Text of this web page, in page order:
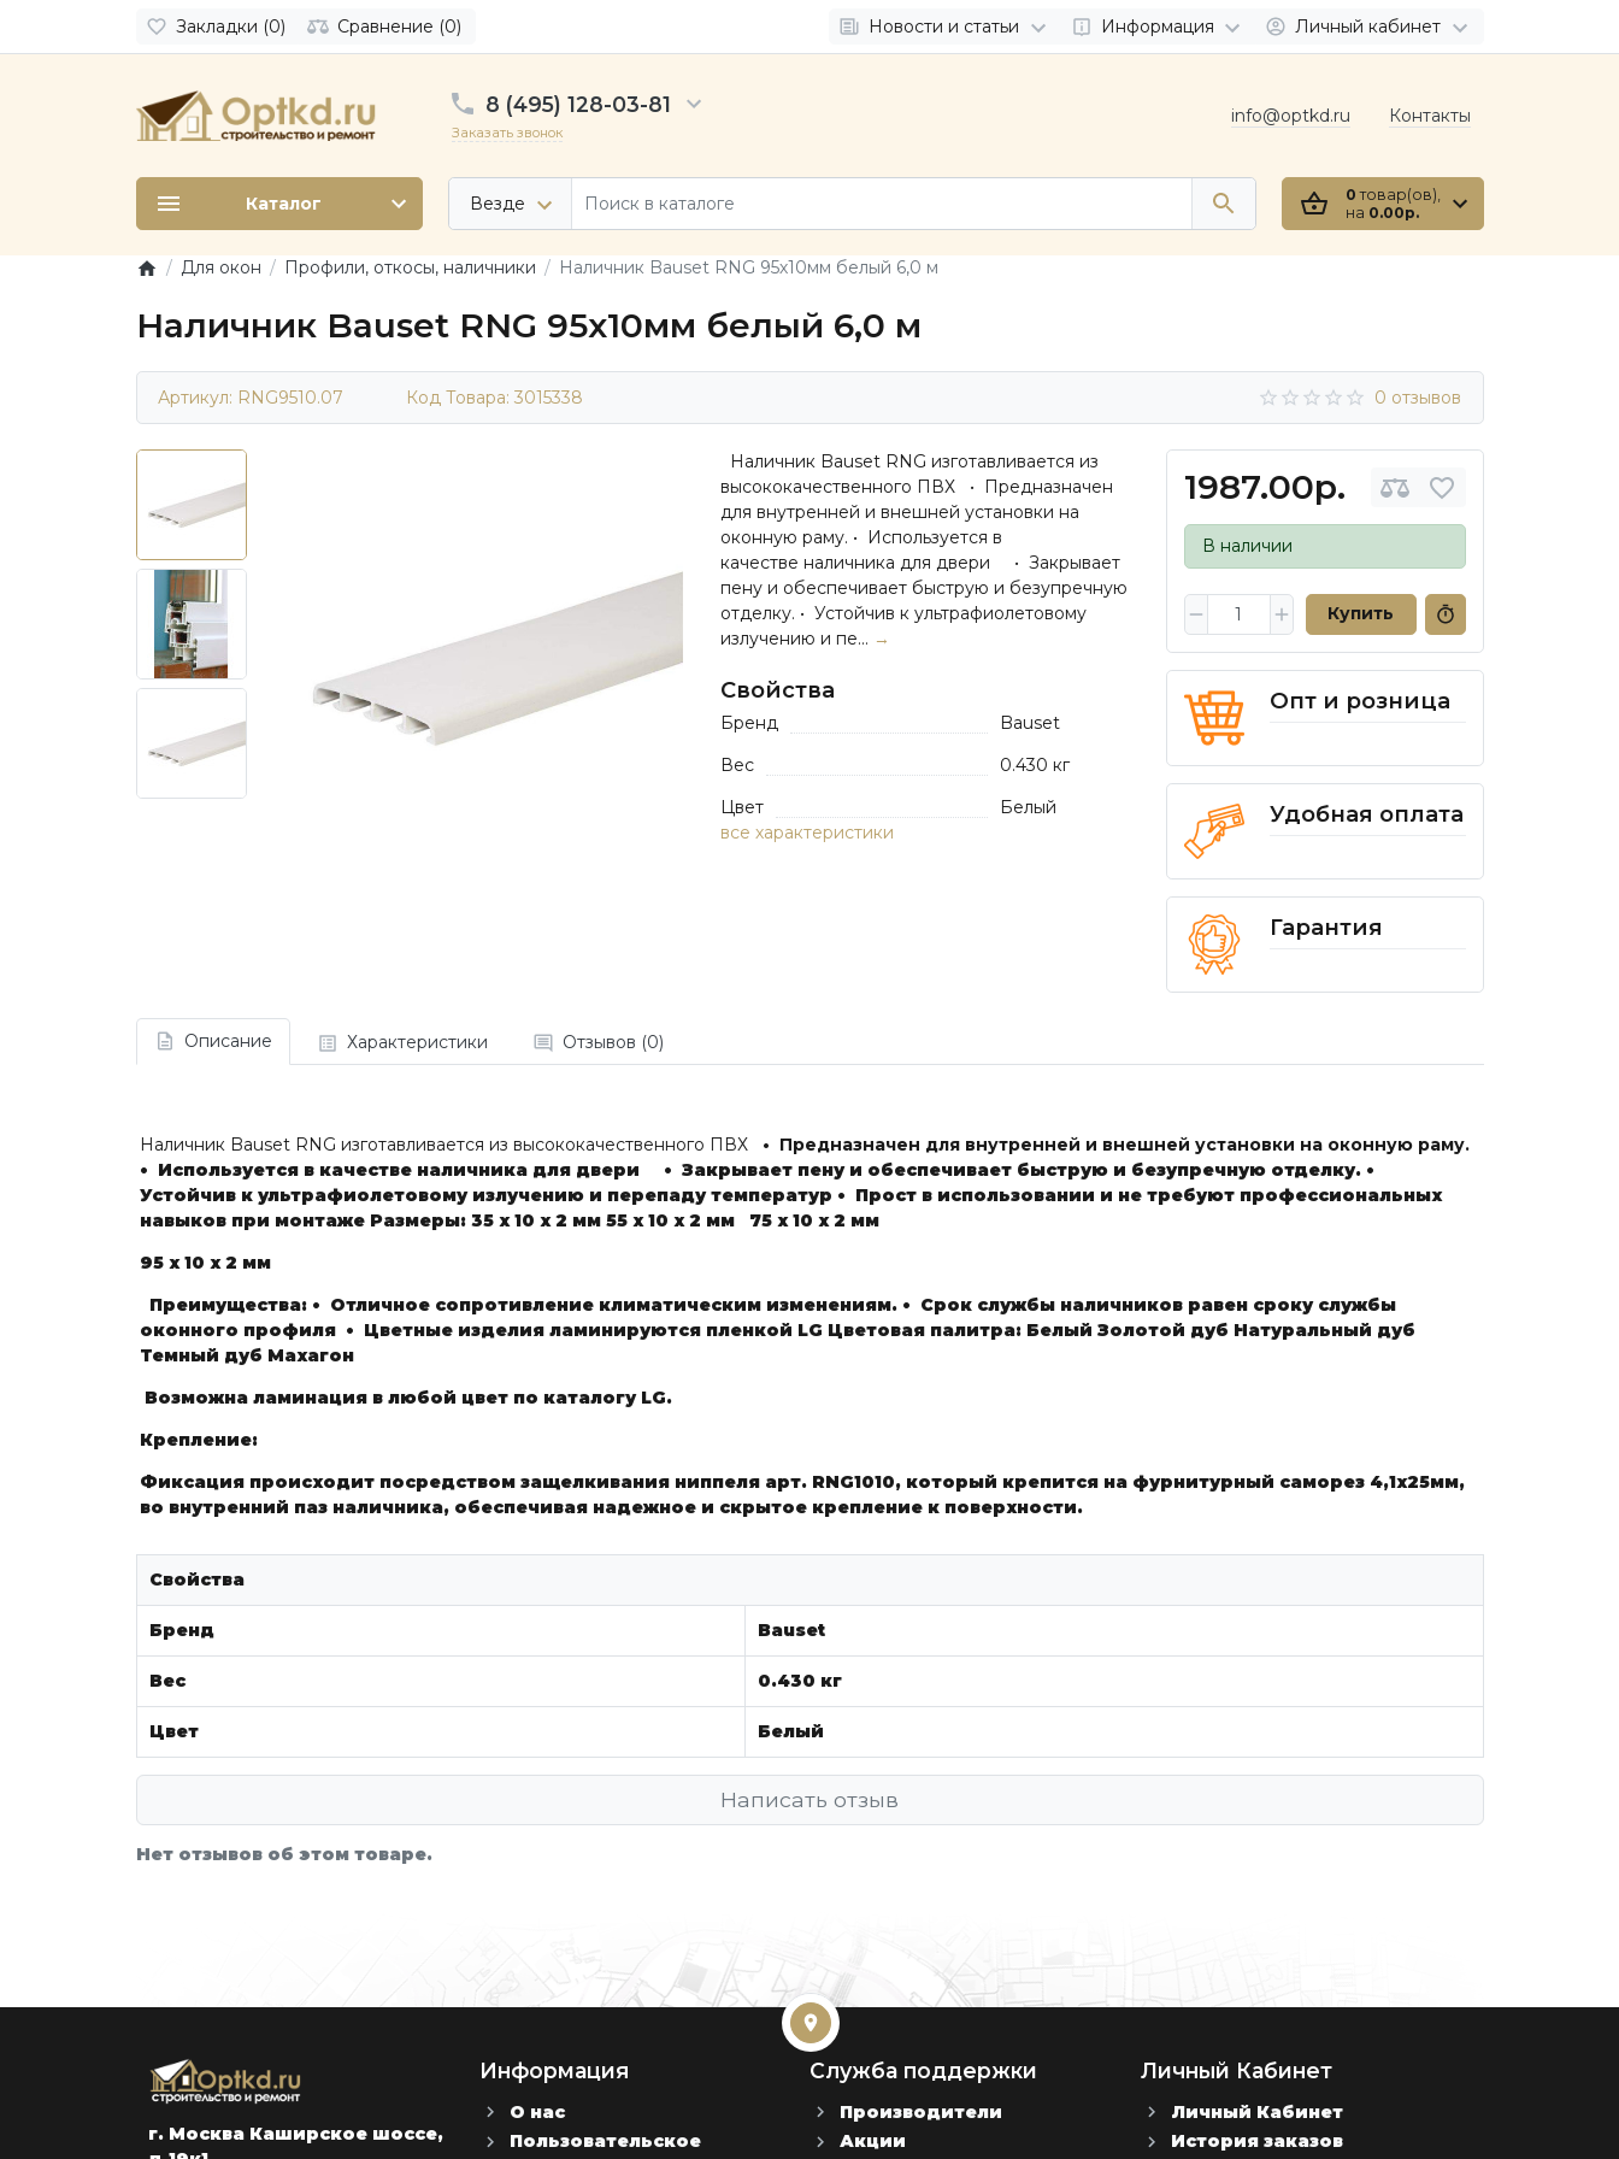
Закладки (0) Сравнение (0) Новости и статьи Информация Личный кабинет
8 (495) 128-03-81
Заказать звонок
Везде
info@optkd.ru Контакты
0 товар(ов),
на 0.00р.
Каталог
Для окон Профили, откосы, наличники Наличник Bauset RNG 95х10мм белый 6,0 м
Наличник Bauset RNG 95х10мм белый 6,0 м
Артикул: RNG9510.07 Код Товара: 3015338 0 отзывов
1987.00р.
В наличии
Купить
Опт и розница
Удобная оплата
Гарантия
Наличник Bauset RNG изготавливается из
высококачественного ПВХ • Предназначен
для внутренней и внешней установки на
оконную раму. • Используется в
качестве наличника для двери • Закрывает
пену и обеспечивает быструю и безупречную
отделку. • Устойчив к ультрафиолетовому
излучению и пе... →
Свойства
Бренд
Bauset
Вес
0.430 кг
Цвет
Белый
все характеристики
Описание Характеристики Отзывов (0)
Наличник Bauset RNG изготавливается из высококачественного ПВХ • Предназначен для внутренней и внешней установки на оконную раму.
• Используется в качестве наличника для двери • Закрывает пену и обеспечивает быструю и безупречную отделку. •
Устойчив к ультрафиолетовому излучению и перепаду температур • Прост в использовании и не требуют профессиональных
навыков при монтаже Размеры: 35 х 10 х 2 мм 55 х 10 х 2 мм 75 х 10 х 2 мм
95 х 10 х 2 мм
Преимущества: • Отличное сопротивление климатическим изменениям. • Срок службы наличников равен сроку службы
оконного профиля • Цветные изделия ламинируются пленкой LG Цветовая палитра: Белый Золотой дуб Натуральный дуб
Темный дуб Махагон
Возможна ламинация в любой цвет по каталогу LG.
Крепление:
Фиксация происходит посредством защелкивания ниппеля арт. RNG1010, который крепится на фурнитурный саморез 4,1х25мм,
во внутренний паз наличника, обеспечивая надежное и скрытое крепление к поверхности.
Свойства
Бренд Bauset
Вес 0.430 кг
Цвет Белый
Написать отзыв
Нет отзывов об этом товаре.
г. Москва Каширское шоссе,
Информация
О нас
Пользовательское
Служба поддержки
Производители
Акции
Личный Кабинет
Личный Кабинет
История заказов